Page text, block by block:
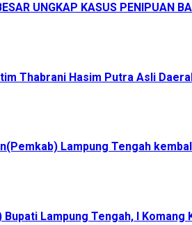
UNGKAP KASUS PENIPUAN
Thabrani Hasim Putra Asli
Lampung Tengah
Lampung Tengah, I